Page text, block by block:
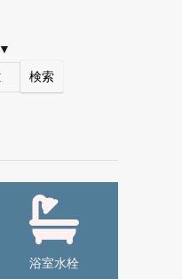
▼
検索
浴室水栓